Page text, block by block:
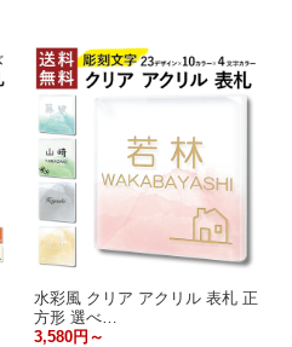
水彩風 クリア アクリル 表札 正
方形 選べ…
3,580円～